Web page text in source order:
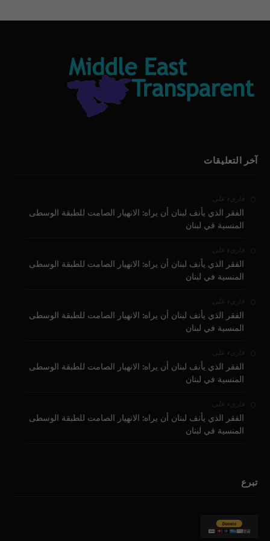
آخر التعليقات
قارىء على
الفقر الذي يأنف لبنان أن يراه: الانهيار الصامت للطبقة الوسطى
المنسية في لبنان
قارىء على
الفقر الذي يأنف لبنان أن يراه: الانهيار الصامت للطبقة الوسطى
المنسية في لبنان
قارىء على
الفقر الذي يأنف لبنان أن يراه: الانهيار الصامت للطبقة الوسطى
المنسية في لبنان
قارىء على
الفقر الذي يأنف لبنان أن يراه: الانهيار الصامت للطبقة الوسطى
المنسية في لبنان
قارىء على
الفقر الذي يأنف لبنان أن يراه: الانهيار الصامت للطبقة الوسطى
المنسية في لبنان
تبرع